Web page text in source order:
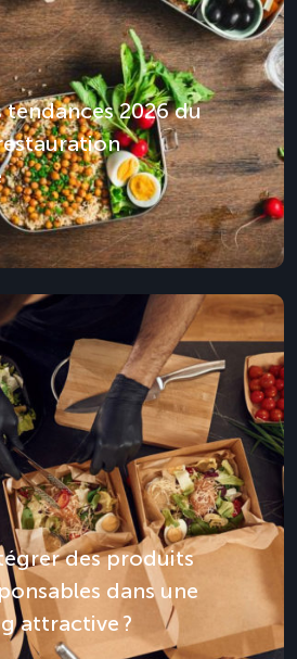
tendances 2026 du
des produits
dans une
attractive ?